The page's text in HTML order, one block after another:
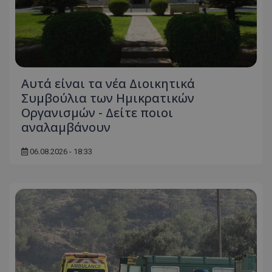
Αυτά είναι τα νέα Διοικητικά
Συμβούλια των Ημικρατικών
Οργανισμών - Δείτε ποιοι
αναλαμβάνουν
06.08.2026 - 18:33
ASP.NET_SessionId
Microsoft Corporation
.youtube.com